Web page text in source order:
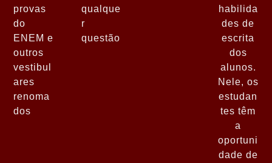
provas
do
ENEM e
outros
vestibul
ares
renoma
dos
qualque
r
questão
habilida
des de
escrita
dos
alunos.
Nele, os
estudan
tes têm
a
oportuni
dade de